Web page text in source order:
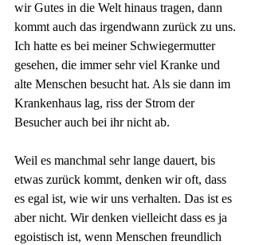
wir Gutes in die Welt hinaus tragen, dann
kommt auch das irgendwann zurück zu uns.
Ich hatte es bei meiner Schwiegermutter
gesehen, die immer sehr viel Kranke und
alte Menschen besucht hat. Als sie dann im
Krankenhaus lag, riss der Strom der
Besucher auch bei ihr nicht ab.
Weil es manchmal sehr lange dauert, bis
etwas zurück kommt, denken wir oft, dass
es egal ist, wie wir uns verhalten. Das ist es
aber nicht. Wir denken vielleicht dass es ja
egoistisch ist, wenn Menschen freundlich